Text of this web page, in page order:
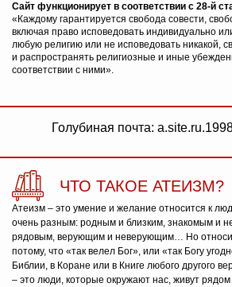
Сайт функционирует в соответствии с 28-й
«Каждому гарантируется свобода совести,
включая право исповедовать индивидуально
любую религию или не исповедовать никакой,
и распространять религиозные и иные
соответствии с ними».
Голубиная почта:
ЧТО ТАКОЕ АТЕИЗМ?
Атеизм – это умение и желание относится к
очень разным: родным и близким, знакомым и
рядовым, верующим и неверующим… Но
потому, что «так велел Бог», или «так Богу
Библии, в Коране или в Книге любого другого
– это люди, которые окружают нас, живут